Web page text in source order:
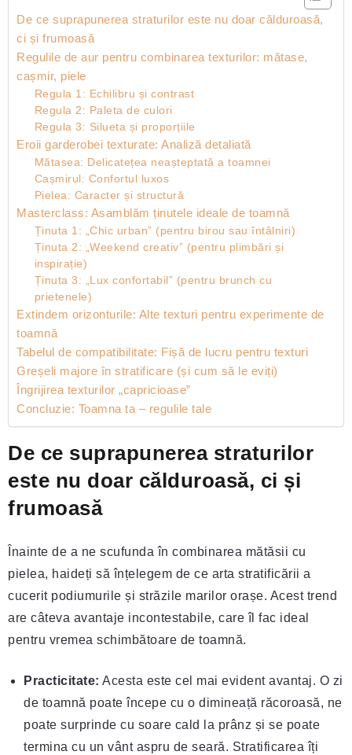
De ce suprapunerea straturilor este nu doar călduroasă,
ci și frumoasă
Regulile de aur pentru combinarea texturilor: mătase,
cașmir, piele
Regula 1: Echilibru și contrast
Regula 2: Paleta de culori
Regula 3: Silueta și proporțiile
Eroii garderobei texturate: Analiză detaliată
Mătasea: Delicatețea neașteptată a toamnei
Cașmirul: Confortul luxos
Pielea: Caracter și structură
Masterclass: Asamblăm ținutele ideale de toamnă
Ținuta 1: „Chic urban” (pentru birou sau întâlniri)
Ținuta 2: „Weekend creativ” (pentru plimbări și
inspirație)
Ținuta 3: „Lux confortabil” (pentru brunch cu
prietenele)
Extindem orizonturile: Alte texturi pentru experimente de
toamnă
Tabelul de compatibilitate: Fișă de lucru pentru texturi
Greșeli majore în stratificare (și cum să le eviți)
Îngrijirea texturilor „capricioase”
Concluzie: Toamna ta – regulile tale
De ce suprapunerea straturilor
este nu doar călduroasă, ci și
frumoasă
Înainte de a ne scufunda în combinarea mătăsii cu
pielea, haideți să înțelegem de ce arta stratificării a
cucerit podiumurile și străzile marilor orașe. Acest trend
are câteva avantaje incontestabile, care îl fac ideal
pentru vremea schimbătoare de toamnă.
Practicitate: Acesta este cel mai evident avantaj. O zi
de toamnă poate începe cu o dimineață răcoroasă, ne
poate surprinde cu soare cald la prânz și se poate
termina cu un vânt aspru de seară. Stratificarea îți